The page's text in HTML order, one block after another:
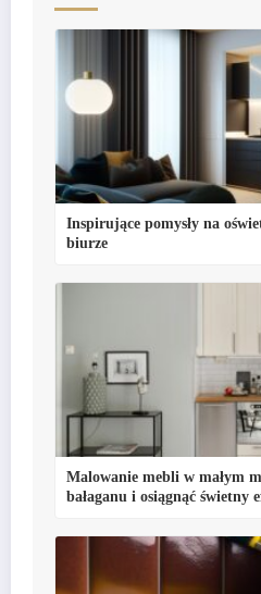
Inspirujące pomysły na
biurze
Malowanie mebli w małym
bałaganu i osiągnąć świetny